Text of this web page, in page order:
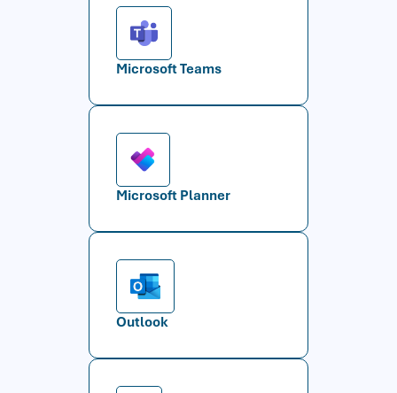
Microsoft Teams
Microsoft Planner
Outlook